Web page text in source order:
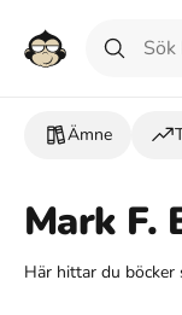
Ämne
Mark F.
Här hittar du böcker